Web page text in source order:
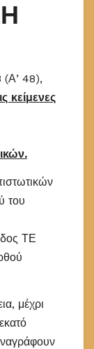
(Α’ 48),
κείμενες
του
ΤΕ
μέχρι